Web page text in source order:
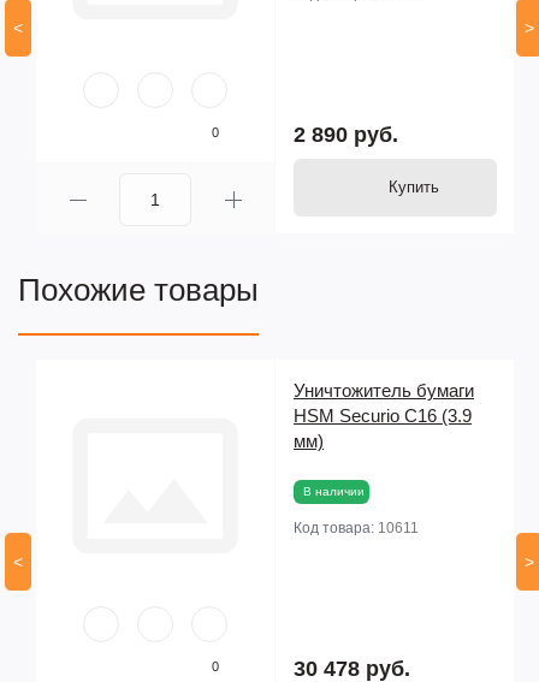
<
0 2 890 руб.
Купить
>
Похожие товары
<
0
Уничтожитель бумаги
HSM Securio C16 (3.9
мм)
В наличии
Код товара: 10611
30 478 руб.
>